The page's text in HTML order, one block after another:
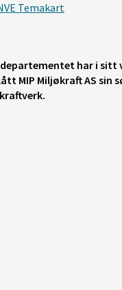
Temakart
har i sitt
MIP Miljøkraft AS sin